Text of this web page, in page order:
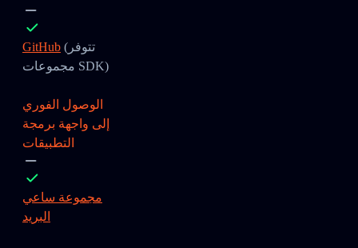
GitHub (تتوفر
مجموعات SDK)
الوصول الفوري
إلى واجهة برمجة
التطبيقات
مجموعة ساعي
البريد